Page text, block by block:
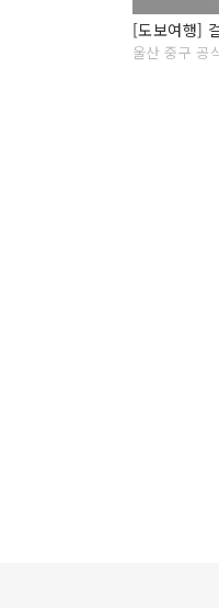
[도보여행]
울산 중구 공